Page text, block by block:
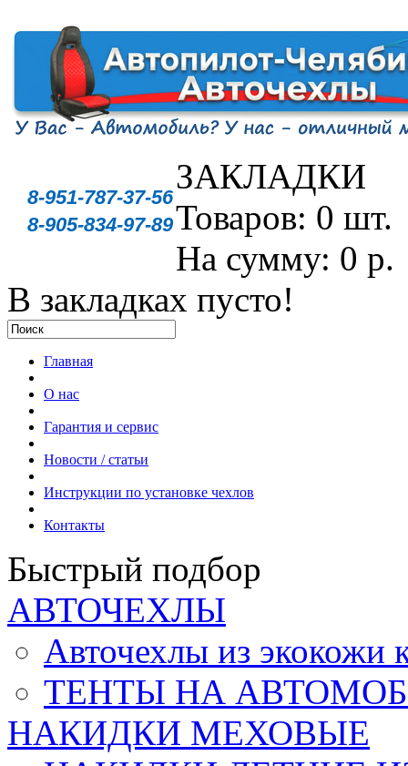
8-951-787-37-56
8-905-834-97-89
ЗАКЛАДКИ
Товаров: 0 шт.
На сумму: 0 р.
В закладках пусто!
Главная
О нас
Гарантия и сервис
Новости / статьи
Инструкции по установке чехлов
Контакты
Быстрый подбор
АВТОЧЕХЛЫ
Авточехлы из
ТЕНТЫ НА
НАКИДКИ МЕХОВЫЕ